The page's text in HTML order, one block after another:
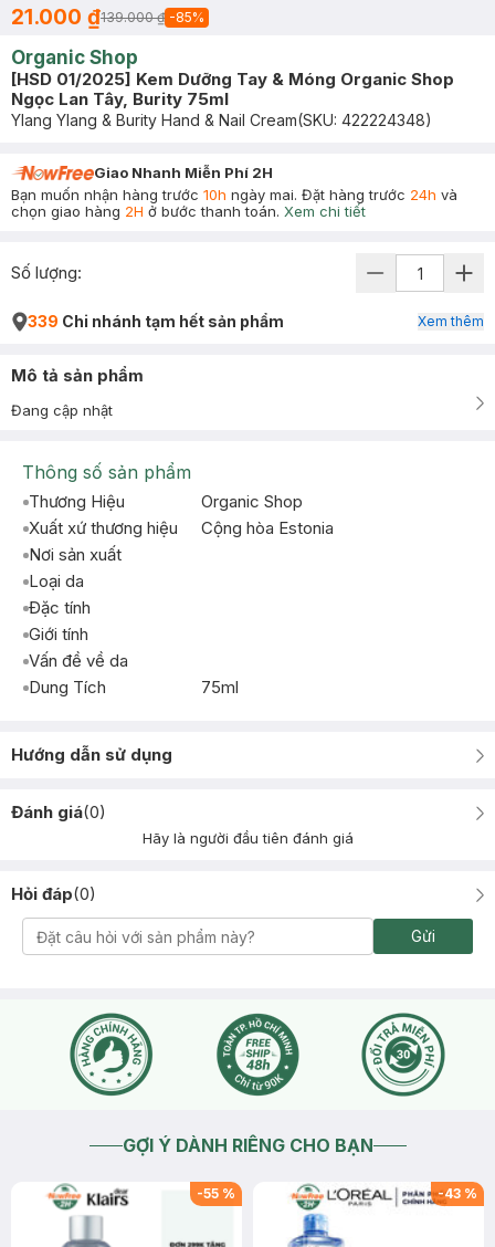
21.000 ₫139.000 ₫ -85%
Organic Shop
[HSD 01/2025] Kem Dưỡng Tay & Móng Organic Shop
Ngọc Lan Tây, Burity 75ml
Ylang Ylang & Burity Hand & Nail Cream(SKU: 422224348)
Giao Nhanh Miễn Phí 2H
Bạn muốn nhận hàng trước 10h ngày mai. Đặt hàng trước 24h và
chọn giao hàng 2H ở bước thanh toán. Xem chi tiết
Số lượng:
339 Chi nhánh tạm hết sản phẩm Xem thêm
Mô tả sản phẩm
Đang cập nhật
Thông số sản phẩm
Thương Hiệu
Organic Shop
Xuất xứ thương hiệu
Cộng hòa Estonia
Nơi sản xuất
Loại da
Đặc tính
Giới tính
Vấn đề về da
Dung Tích
75ml
Hướng dẫn sử dụng
Đánh giá(0)
Hãy là người đầu tiên đánh giá
Hỏi đáp(0)
Gửi
GỢI Ý DÀNH RIÊNG CHO BẠN
-55 % -43 %